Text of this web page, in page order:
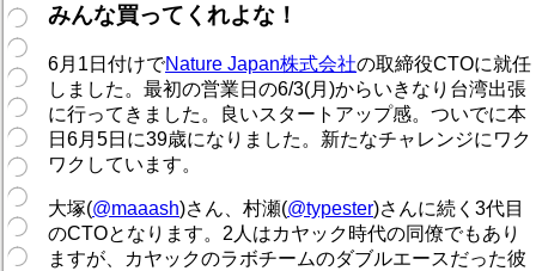
みんな買ってくれよな！
6月1日付けでNature Japan株式会社の取締役CTOに就任
しました。最初の営業日の6/3(月)からいきなり台湾出張
に行ってきました。良いスタートアップ感。ついでに本
日6月5日に39歳になりました。新たなチャレンジにワク
ワクしています。
大塚(@maaash)さん、村瀬(@typester)さんに続く3代目
のCTOとなります。2人はカヤック時代の同僚でもあり
ますが、カヤックのラボチームのダブルエースだった彼